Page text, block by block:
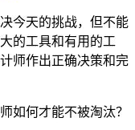
今天的挑战，但不能
的工具和有用的工
师作出正确决策和完